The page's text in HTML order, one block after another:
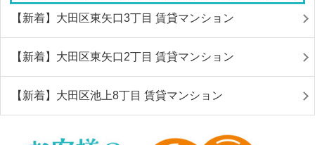
【新着】大田区東矢口3丁目 賃貸マンション
【新着】大田区東矢口2丁目 賃貸マンション
【新着】大田区池上8丁目 賃貸マンション